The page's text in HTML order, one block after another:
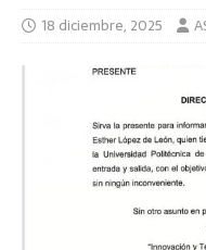
18 diciembre, 2025